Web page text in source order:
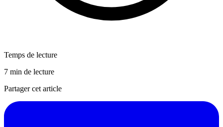
Temps de lecture
7 min de lecture
Partager cet article